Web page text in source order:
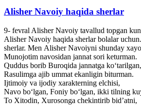
Alisher Navoiy haqida sherlar
9- fevral Alisher Navoiy tavallud topgan
Alisher Navoiy haqida sherlar bolalar
sherlar. Men Alisher Navoiyni shunday
Munojotim navosidan jannat sori keturman.
Quddus borib Buroqida jannatga ko‘tarilgan,
Rasulimga ajib ummat ekanligin biturman.
Ijtimoiy va ijodiy xarakterning elchisi,
Navo bo‘lgan, Foniy bo‘lgan, ikki tilning
To Xitodin, Xurosonga chekintirib bid’atni,